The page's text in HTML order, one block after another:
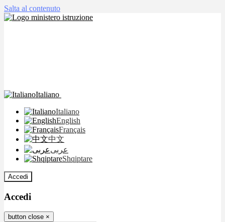
Salta al contenuto
Italiano
Italiano
English
Français
中文
عربى
Shqiptare
Accedi
Accedi
button close ×